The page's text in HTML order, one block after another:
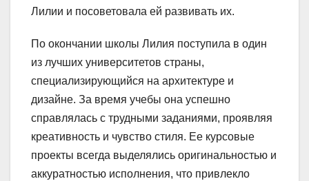
Лилии и посоветовала ей развивать их.
По окончании школы Лилия поступила в один
из лучших университетов страны,
специализирующийся на архитектуре и
дизайне. За время учебы она успешно
справлялась с трудными заданиями, проявляя
креативность и чувство стиля. Ее курсовые
проекты всегда выделялись оригинальностью и
аккуратностью исполнения, что привлекло